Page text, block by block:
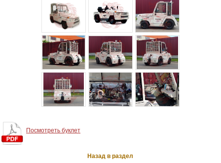
Посмотреть буклет
Назад в раздел